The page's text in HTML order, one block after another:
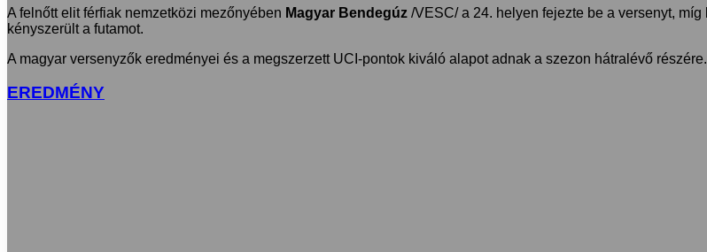
A felnőtt elit férfiak nemzetközi mezőnyében Magyar Bendegúz /VESC/ a 24. helyen fejezte be a versenyt, míg
kényszerült a futamot.
A magyar versenyzők eredményei és a megszerzett UCI-pontok kiváló alapot adnak a szezon hátralévő részére.
EREDMÉNY